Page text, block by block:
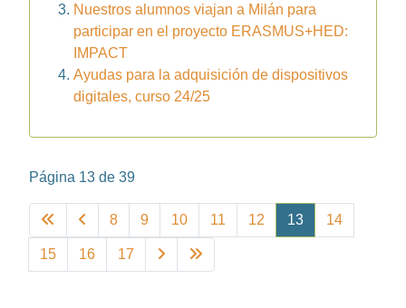
Nuestros alumnos viajan a Milán para
participar en el proyecto ERASMUS+HED:
IMPACT
Ayudas para la adquisición de dispositivos
digitales, curso 24/25
Página 13 de 39
8 9 10 11 12 13 14
15 16 17